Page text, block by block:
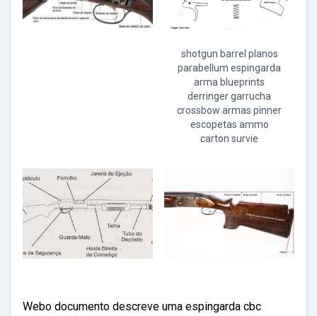
shotgun barrel planos
parabellum espingarda
arma blueprints
derringer garrucha
crossbow armas pinner
escopetas ammo
carton survie
Webo documento descreve uma espingarda cbc